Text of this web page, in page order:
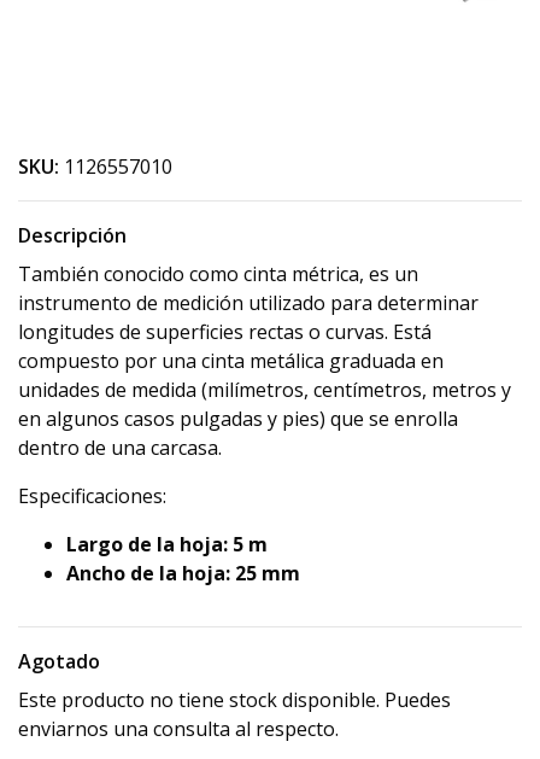
SKU: 1126557010
Descripción
También conocido como cinta métrica, es un
instrumento de medición utilizado para determinar
longitudes de superficies rectas o curvas. Está
compuesto por una cinta metálica graduada en
unidades de medida (milímetros, centímetros, metros y
en algunos casos pulgadas y pies) que se enrolla
dentro de una carcasa.
Especificaciones:
Largo de la hoja: 5 m
Ancho de la hoja: 25 mm
Agotado
Este producto no tiene stock disponible. Puedes
enviarnos una consulta al respecto.